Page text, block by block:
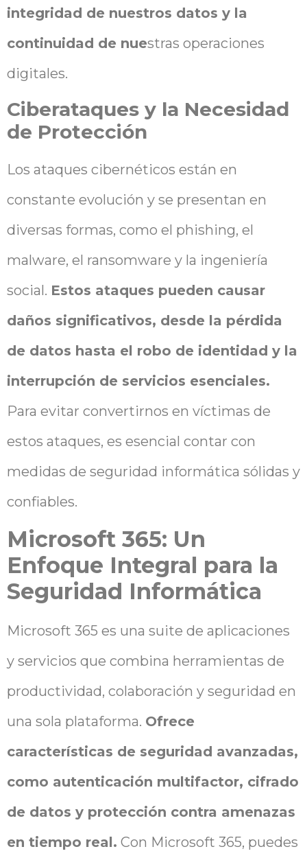
integridad de nuestros datos y la
continuidad de nuestras operaciones
digitales.
Ciberataques y la Necesidad
de Protección
Los ataques cibernéticos están en
constante evolución y se presentan en
diversas formas, como el phishing, el
malware, el ransomware y la ingeniería
social. Estos ataques pueden causar
daños significativos, desde la pérdida
de datos hasta el robo de identidad y la
interrupción de servicios esenciales.
Para evitar convertirnos en víctimas de
estos ataques, es esencial contar con
medidas de seguridad informática sólidas y
confiables.
Microsoft 365: Un
Enfoque Integral para la
Seguridad Informática
Microsoft 365 es una suite de aplicaciones
y servicios que combina herramientas de
productividad, colaboración y seguridad en
una sola plataforma. Ofrece
características de seguridad avanzadas,
como autenticación multifactor, cifrado
de datos y protección contra amenazas
en tiempo real. Con Microsoft 365, puedes